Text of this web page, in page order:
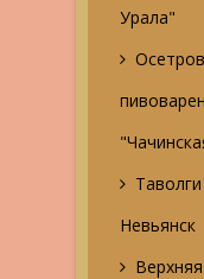
Урала"
Невьянск